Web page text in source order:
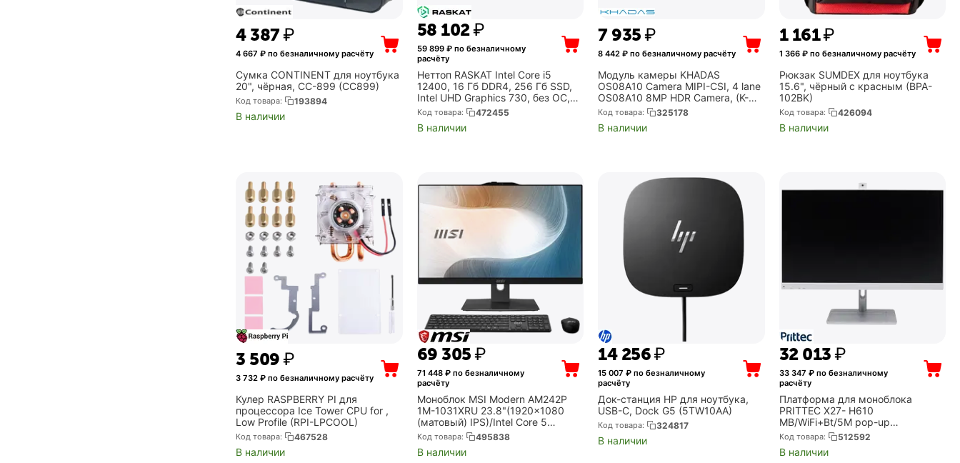
4 387₽
4 667 ₽ по безналичному расчёту
Сумка CONTINENT для ноутбука
20", чёрная, CC-899 (CC899)
Код товара: 193894
В наличии
58 102₽
59 899₽ по безналичному
расчёту
Неттоп RASKAT Intel Core i5
12400, 16 Гб DDR4, 256 Гб SSD,
Intel UHD Graphics 730, без ОС,
чёрный, STANDART 507
(STANDART507168813)
Код товара: 472455
В наличии
7 935₽
8 442 ₽ по безналичному расчёту
Модуль камеры KHADAS
OS08A10 Camera MIPI-CSI, 4 lane
OS08A10 8MP HDR Camera, (K-
CM-002)
Код товара: 325178
В наличии
1 161₽
1 366₽ по безналичному расчёту
Рюкзак SUMDEX для ноутбука
15.6", чёрный с красным (BPA-
102BK)
Код товара: 426094
В наличии
3 509₽
3 732 ₽ по безналичному расчёту
Кулер RASPBERRY PI для
процессора Ice Tower CPU for ,
Low Profile (RPI-LPCOOL)
Код товара: 467528
В наличии
69 305₽
71 448₽ по безналичному
расчёту
Моноблок MSI Modern AM242P
1M-1031XRU 23.8"(1920x1080
(матовый) IPS)/Intel Core 5
120U(1.4Ghz)/8192Mb/512PCISSD
Gb/noDVD/Int:Intel®
Graphics/Cam/BT/WiFi/war 1...
Код товара: 495838
В наличии
14 256₽
15 007 ₽ по безналичному
расчёту
Док-станция HP для ноутбука,
USB-C, Dock G5 (5TW10AA)
Код товара: 324817
В наличии
32 013₽
33 347 ₽ по безналичному
расчёту
Платформа для моноблока
PRITTEC X27- H610
MB/WiFi+Bt/5M pop-up
Cam/HDMI+DP/USB 3+Type
C+SD/White Intel 9560 WiFi+Bt
(X27H610-W)
Код товара: 512592
В наличии